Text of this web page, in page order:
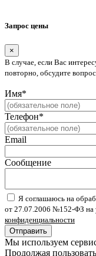
Запрос цены
×
В случае, если Вас
повторно, обсудите
Имя*
Телефон*
Email
Сообщение
Я соглашаюсь на
от 27.07.2006 №152-ФЗ на
конфиденциальности
Отправить
Мы используем
Продолжая